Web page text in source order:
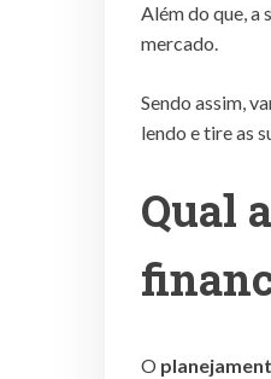
Além do que, a
mercado.
Sendo assim,
lendo e tire as
Qual
O